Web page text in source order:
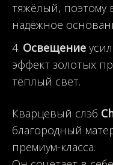
тяжёлый, поэтому
надёжное
Освещение
эффект золотых
тёплый свет.
Кварцевый слэб
благородный
премиум-класса.